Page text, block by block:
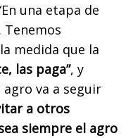
una etapa de
medida que la
las paga”, y
agro va a seguir
a otros
siempre el agro